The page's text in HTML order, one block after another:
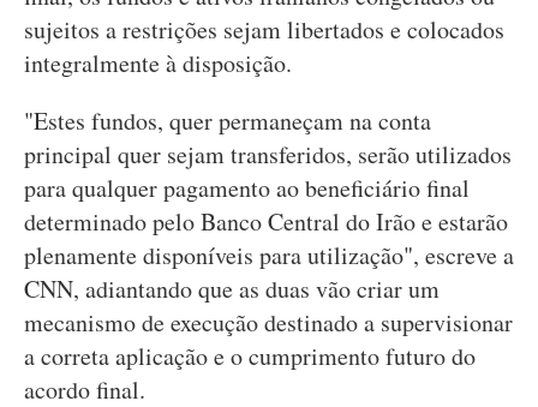
sujeitos a restrições sejam libertados e colocados
integralmente à disposição.
"Estes fundos, quer permaneçam na conta
principal quer sejam transferidos, serão utilizados
para qualquer pagamento ao beneficiário final
determinado pelo Banco Central do Irão e estarão
plenamente disponíveis para utilização", escreve a
CNN, adiantando que as duas vão criar um
mecanismo de execução destinado a supervisionar
a correta aplicação e o cumprimento futuro do
acordo final.